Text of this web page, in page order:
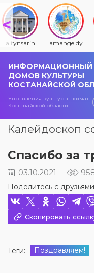
altynsarin amangeldy
ИНФОРМАЦИОННЫЙ
ДОМОВ КУЛЬТУРЫ
КОСТАНАЙСКОЙ
Управления культуры акимата
Костанайской области
Калейдоскоп
Спасибо за
03.10.2021
Поделитесь с
Скопировать
Теги: Поздравляем!